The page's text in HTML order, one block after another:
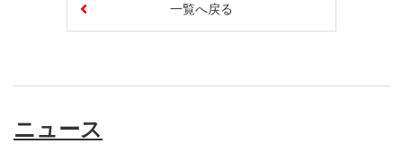
一覧へ戻る
ニュース